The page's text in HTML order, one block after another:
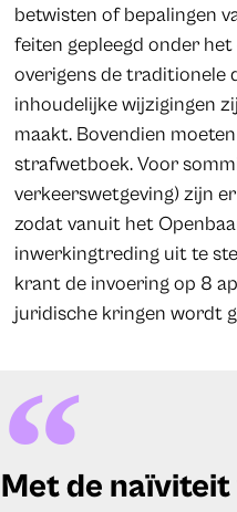
betwisten of bepalingen
feiten gepleegd onder
overigens de traditionele
inhoudelijke wijzigingen
maakt. Bovendien
strafwetboek. Voor
verkeerswetgeving) zijn
zodat vanuit het
inwerkingtreding uit te
krant de invoering op 8
juridische kringen wordt
​Met de